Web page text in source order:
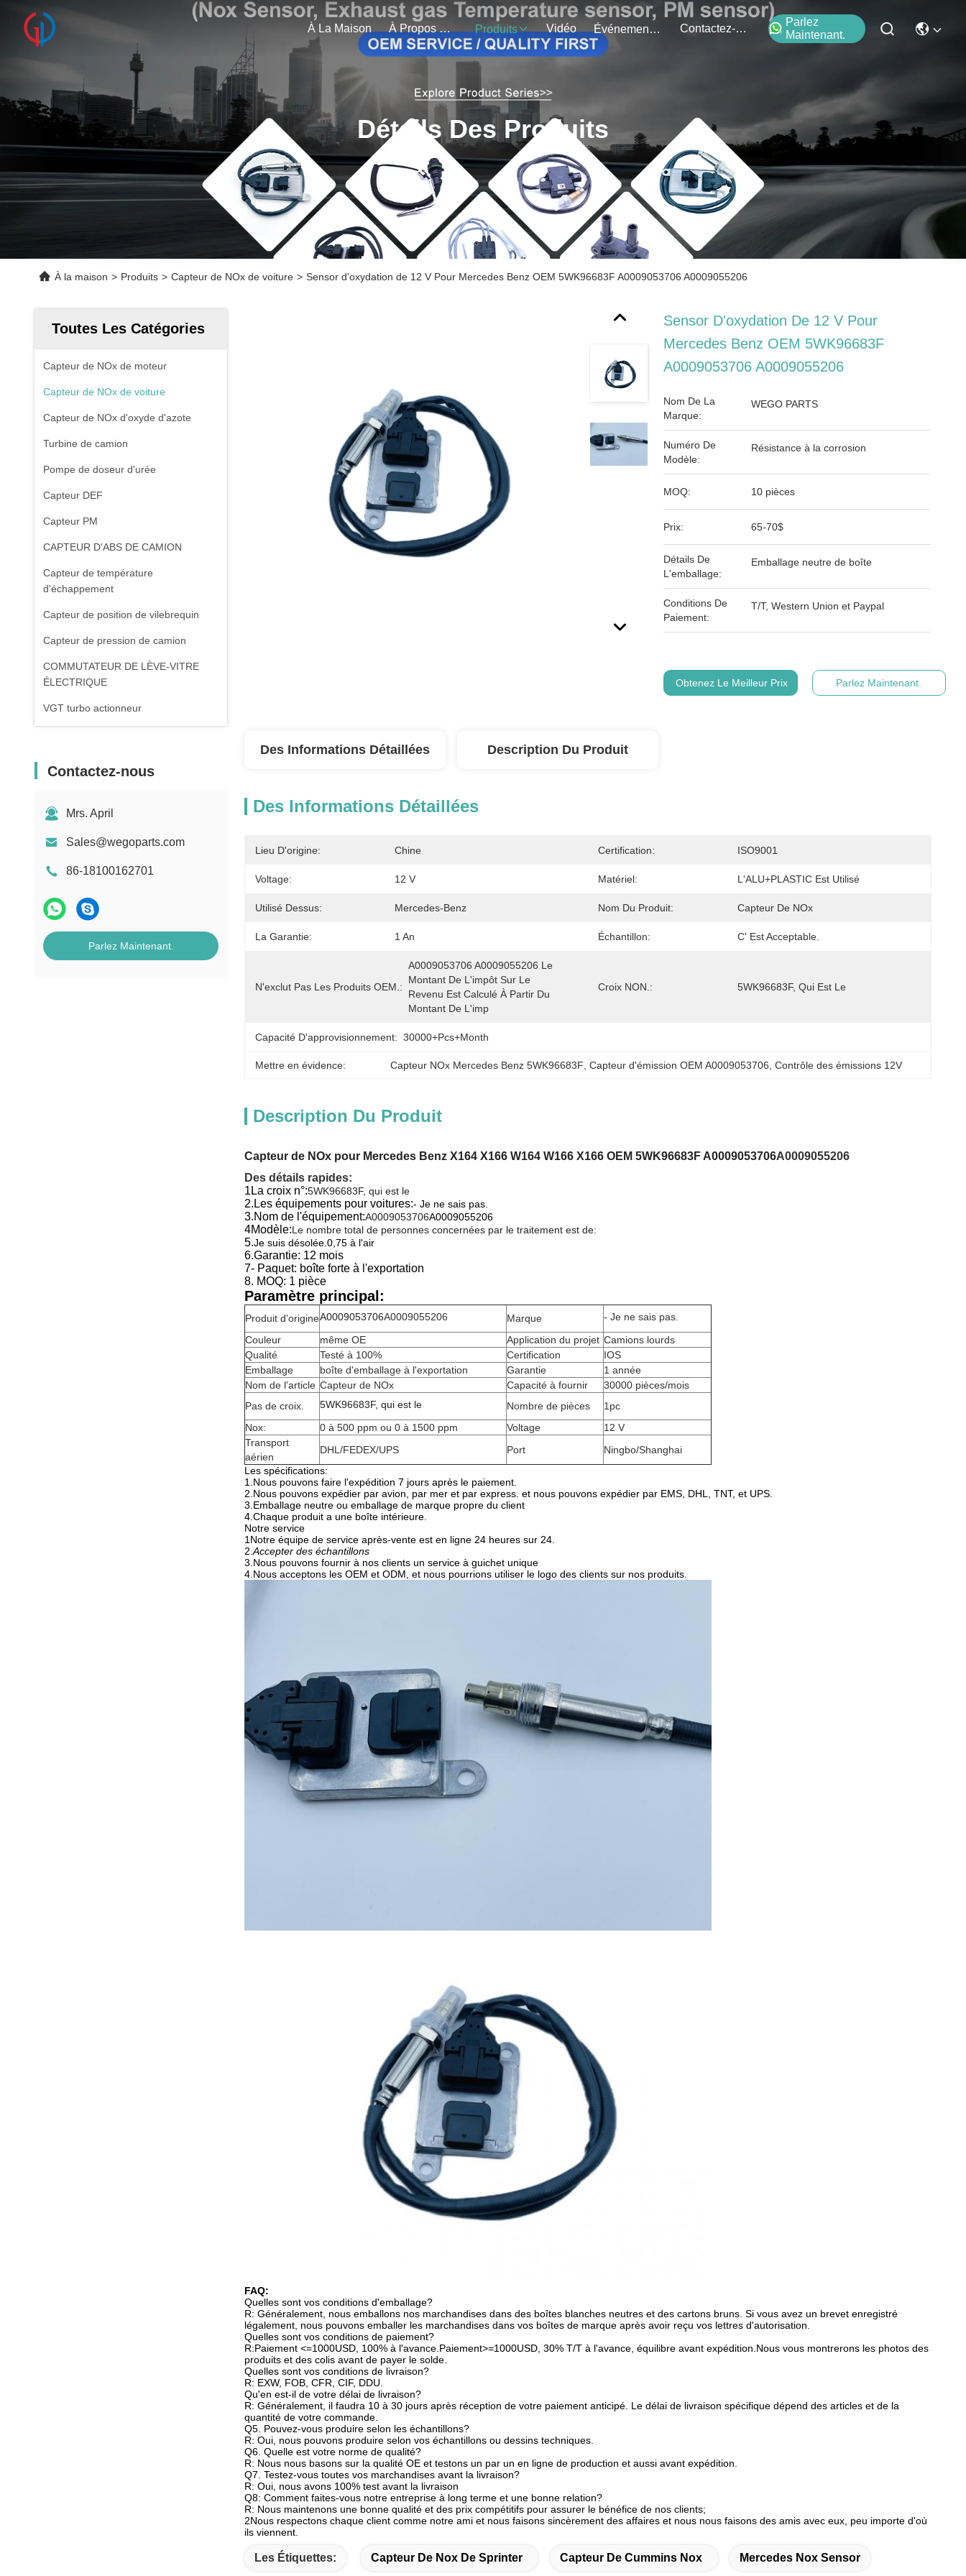
À La Maison À Propos De Nous Produits Vidéo Événements Contactez-Nous
Parlez
Maintenant.
Détails Des Produits
À la maison > Produits > Capteur de NOx de voiture > Sensor d'oxydation de 12 V Pour Mercedes Benz OEM 5WK96683F A0009053706 A0009055206
Toutes Les Catégories
Capteur de NOx de moteur
Capteur de NOx de voiture
Capteur de NOx d'oxyde d'azote
Turbine de camion
Pompe de doseur d'urée
Capteur DEF
Capteur PM
CAPTEUR D'ABS DE CAMION
Capteur de température
d'échappement
Capteur de position de vilebrequin
Capteur de pression de camion
COMMUTATEUR DE LÈVE-VITRE
ÉLECTRIQUE
VGT turbo actionneur
Contactez-nous
Mrs. April
Sales@wegoparts.com
86-18100162701
Parlez Maintenant.
Sensor D'oxydation De 12 V Pour
Mercedes Benz OEM 5WK96683F
A0009053706 A0009055206
Nom De La
Marque:
WEGO PARTS
Numéro De
Modèle:
Résistance à la corrosion
MOQ: 10 pièces
Prix: 65-70$
Détails De
L'emballage:
Emballage neutre de boîte
Conditions De
Paiement:
T/T, Western Union et Paypal
Obtenez Le Meilleur Prix Parlez Maintenant.
Des Informations Détaillées Description Du Produit
Des Informations Détaillées
Lieu D'origine: Chine Certification: ISO9001
Voltage: 12 V Matériel: L'ALU+PLASTIC Est Utilisé
Utilisé Dessus: Mercedes-Benz Nom Du Produit: Capteur De NOx
La Garantie: 1 An Échantillon: C' Est Acceptable.
N'exclut Pas Les Produits OEM.:
A0009053706 A0009055206 Le
Montant De L'impôt Sur Le
Revenu Est Calculé À Partir Du
Montant De L'imp
Croix NON.: 5WK96683F, Qui Est Le
Capacité D'approvisionnement: 30000+Pcs+Month
Mettre en évidence: Capteur NOx Mercedes Benz 5WK96683F , Capteur d'émission OEM A0009053706 , Contrôle des émissions 12V
Description Du Produit
Capteur de NOx pour Mercedes Benz X164 X166 W164 W166 X166 OEM 5WK96683F A0009053706A0009055206
Des détails rapides:
1La croix n°:5WK96683F, qui est le
2. Les équipements pour voitures:- Je ne sais pas.
3.Nom de l'équipement:A0009053706A0009055206
4Modèle:Le nombre total de personnes concernées par le traitement est de:
5.Je suis désolée.0,75 à l'air
6.Garantie: 12 mois
7- Paquet: boîte forte à l'exportation
8. MOQ: 1 pièce
Paramètre principal:
Produit d'origineA0009053706A0009055206 Marque
- Je ne sais pas.
Couleur
même OE Application du projet Camions lourds
Qualité
Testé à 100% Certification
IOS
Emballage
boîte d'emballage à l'exportation Garantie
1 année
Nom de l'article Capteur de NOx Capacité à fournir
30000 pièces/mois
Pas de croix.
5WK96683F, qui est le Nombre de pièces
1pc
Nox:
0 à 500 ppm ou 0 à 1500 ppm Voltage
12 V
Transport
aérien
DHL/FEDEX/UPS Port
Ningbo/Shanghai
Les spécifications:
1. Nous pouvons faire l'expédition 7 jours après le paiement.
2. Nous pouvons expédier par avion, par mer et par express. et nous pouvons expédier par EMS, DHL, TNT, et UPS.
3. Emballage neutre ou emballage de marque propre du client
4. Chaque produit a une boîte intérieure.
Notre service
1Notre équipe de service après-vente est en ligne 24 heures sur 24.
2. Accepter des échantillons
3. Nous pouvons fournir à nos clients un service à guichet unique
4. Nous acceptons les OEM et ODM, et nous pourrions utiliser le logo des clients sur nos produits.
FAQ:
Quelles sont vos conditions d'emballage?
R: Généralement, nous emballons nos marchandises dans des boîtes blanches neutres et des cartons bruns. Si vous avez un brevet enregistré
légalement, nous pouvons emballer les marchandises dans vos boîtes de marque après avoir reçu vos lettres d'autorisation.
Quelles sont vos conditions de paiement?
R:Paiement <=1000USD, 100% à l'avance.Paiement>=1000USD, 30% T/T à l'avance, équilibre avant expédition.Nous vous montrerons les photos des
produits et des colis avant de payer le solde.
Quelles sont vos conditions de livraison?
R: EXW, FOB, CFR, CIF, DDU.
Qu'en est-il de votre délai de livraison?
R: Généralement, il faudra 10 à 30 jours après réception de votre paiement anticipé. Le délai de livraison spécifique dépend des articles et de la
quantité de votre commande.
Q5. Pouvez-vous produire selon les échantillons?
R: Oui, nous pouvons produire selon vos échantillons ou dessins techniques.
Q6. Quelle est votre norme de qualité?
R: Nous nous basons sur la qualité OE et testons un par un en ligne de production et aussi avant expédition.
Q7. Testez-vous toutes vos marchandises avant la livraison?
R: Oui, nous avons 100% test avant la livraison
Q8: Comment faites-vous notre entreprise à long terme et une bonne relation?
R: Nous maintenons une bonne qualité et des prix compétitifs pour assurer le bénéfice de nos clients;
2Nous respectons chaque client comme notre ami et nous faisons sincèrement des affaires et nous nous faisons des amis avec eux, peu importe d'où
ils viennent.
Les Étiquettes: Capteur De Nox De Sprinter Capteur De Cummins Nox Mercedes Nox Sensor